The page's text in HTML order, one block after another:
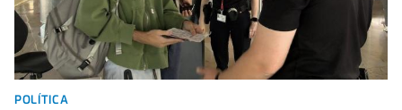
POLÍTICA